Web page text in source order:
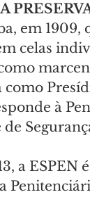
em 1909,
celas
como
à
a ESPEN